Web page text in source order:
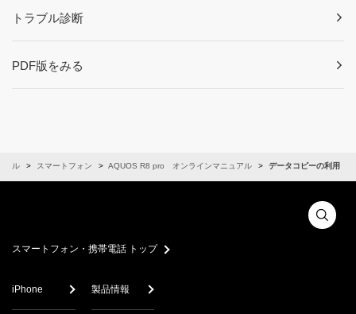
トラブル診断
PDF版をみる
アル スマートフォン AQUOS R8 pro オンラインマニュアル データコピーの利用
スマートフォン・携帯電話 トップ
iPhone 製品情報